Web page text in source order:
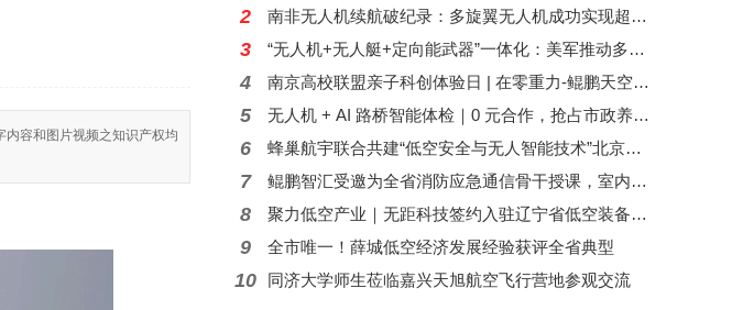
容和图片视频之知识产权均
2 南非无人机续航破纪录：多旋翼无人机成功实现超过4小时的连续飞行
3 “无人机+无人艇+定向能武器”一体化：美军推动多域无人作战
4 南京高校联盟亲子科创体验日 | 在零重力-鲲鹏天空，和孩子们一起打开低空飞行的大门
5 无人机 + AI 路桥智能体检｜0 元合作，抢占市政养护蓝海
6 蜂巢航宇联合共建“低空安全与无人智能技术”北京市重点实验室，双平台驱动低空技术突破
7 鲲鹏智汇受邀为全省消防应急通信骨干授课，室内双机型无人机现场实操演示
8 聚力低空产业｜无距科技签约入驻辽宁省低空装备试验验证与检验检测联盟
9 全市唯一！薛城低空经济发展经验获评全省典型
10 同济大学师生莅临嘉兴天旭航空飞行营地参观交流